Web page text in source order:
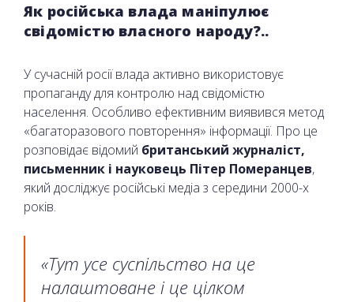
Як російська влада маніпулює
свідомістю власного народу?..
У сучасній росії влада активно використовує
пропаганду для контролю над свідомістю
населення. Особливо ефективним виявився метод
«багаторазового повторення» інформації. Про це
розповідає відомий британський журналіст,
письменник і науковець Пітер Померанцев,
який досліджує російські медіа з середини 2000-х
років.
«Тут усе суспільство на це
налаштоване і це цілком